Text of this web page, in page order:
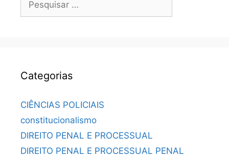
Categorias
CIÊNCIAS POLICIAIS
constitucionalismo
DIREITO PENAL E PROCESSUAL
DIREITO PENAL E PROCESSUAL PENAL